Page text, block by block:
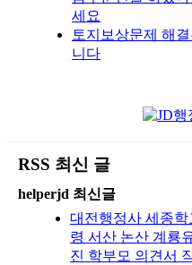
세요
토지보상문제 해
니다
RSS 최신 글
helperjd 최신글
대전행정사 세종학
령 서산 논산 계룡
진 학부모 의견서